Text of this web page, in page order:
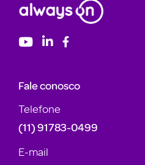
Fale conosco
Telefone
(11) 91783-0499
E-mail